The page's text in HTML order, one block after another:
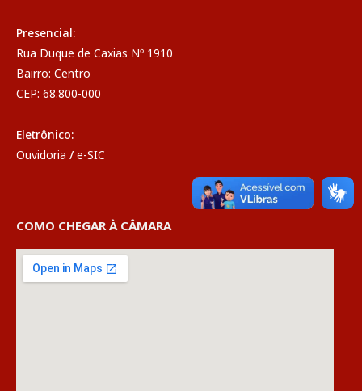
Presencial:
Rua Duque de Caxias Nº 1910
Bairro: Centro
CEP: 68.800-000
Eletrônico:
Ouvidoria / e-SIC
COMO CHEGAR À CÂMARA